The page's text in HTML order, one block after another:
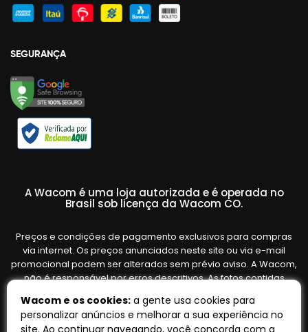
SEGURANÇA
A Wacom é uma loja autorizada e é operada no
Brasil sob licença da Wacom CO.
Preços e condições de pagamento exclusivos para compras
via internet. Os preços anunciados neste site ou via e-mail
promocional podem ser alterados sem prévio aviso. A Wacom,
não é responsável por erros descritivos. As fotos contidas
variar de acordo com o fornecedor/lote do fabricante. Ofertas
válidas até o término de nossos estoques. Vendas sujeitas à
Wacom e os cookies: a gente usa cookies para
personalizar anúncios e melhorar a sua experiência no
site. Ao continuar navegando, você concorda com a